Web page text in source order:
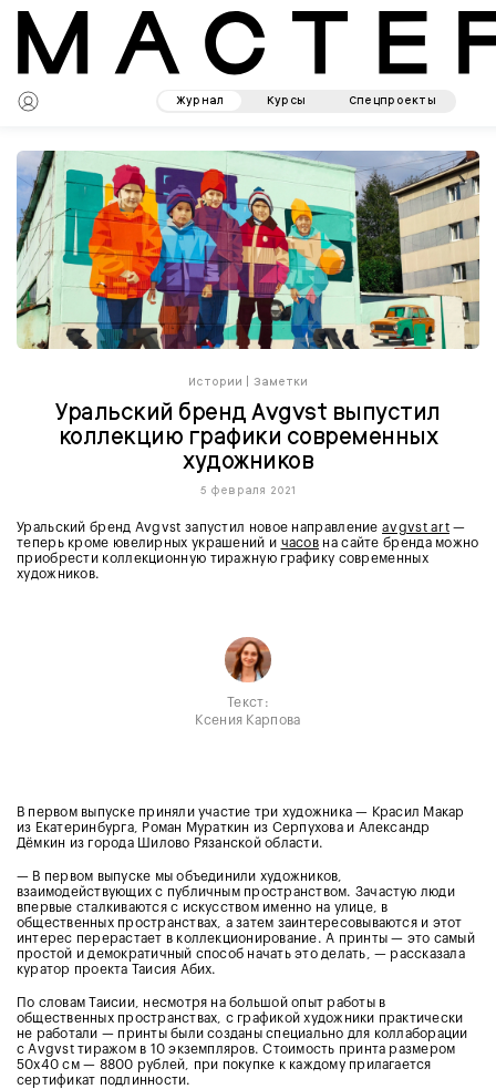
Журнал Курсы Спецпроекты
Истории Заметки
Уральский бренд Avgvst выпустил
коллекцию графики современных
художников
5 февраля 2021
Уральский бренд Avgvst запустил новое направлениеavgvst art —
теперь кроме ювелирных украшений и часов на сайте бренда можно
приобрести коллекционную тиражную графику современных
художников.
Текст:
Ксения Карпова
В первом выпуске приняли участие три художника — Красил Макар
из Екатеринбурга, Роман Мураткин из Серпухова и Александр
Дёмкин из города Шилово Рязанской области.
— В первом выпуске мы объединили художников,
взаимодействующих с публичным пространством. Зачастую люди
впервые сталкиваются с искусством именно на улице, в
общественных пространствах, а затем заинтересовываются и этот
интерес перерастает в коллекционирование. А принты — это самый
простой и демократичный способ начать это делать, — рассказала
куратор проекта Таисия Абих.
По словам Таисии, несмотря на большой опыт работы в
общественных пространствах, с графикой художники практически
не работали — принты были созданы специально для коллаборации
с Avgvst тиражом в 10 экземпляров. Стоимость принта размером
50х40 см — 8800 рублей, при покупке к каждому прилагается
сертификат подлинности.